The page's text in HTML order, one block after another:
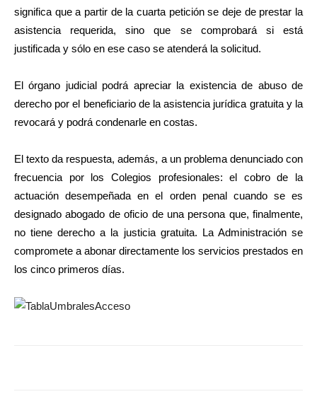
significa que a partir de la cuarta petición se deje de prestar la
asistencia requerida, sino que se comprobará si está
justificada y sólo en ese caso se atenderá la solicitud.
El órgano judicial podrá apreciar la existencia de abuso de
derecho por el beneficiario de la asistencia jurídica gratuita y la
revocará y podrá condenarle en costas.
El texto da respuesta, además, a un problema denunciado con
frecuencia por los Colegios profesionales: el cobro de la
actuación desempeñada en el orden penal cuando se es
designado abogado de oficio de una persona que, finalmente,
no tiene derecho a la justicia gratuita. La Administración se
compromete a abonar directamente los servicios prestados en
los cinco primeros días.